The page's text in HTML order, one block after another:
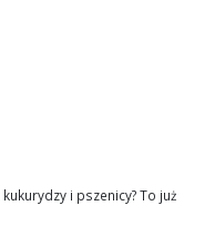
i pszenicy? To już